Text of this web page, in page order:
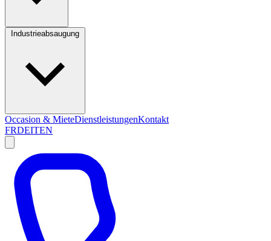
Occasion & MieteDienstleistungenKontakt
FRDEITEN